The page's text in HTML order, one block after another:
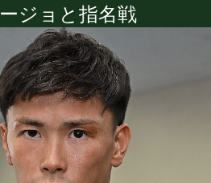
ージョと指名戦